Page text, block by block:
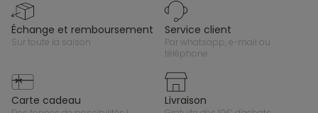
échange et remboursement
sur toute la saison
service client
par whatsapp, e-mail ou
téléphone
carte cadeau livraison